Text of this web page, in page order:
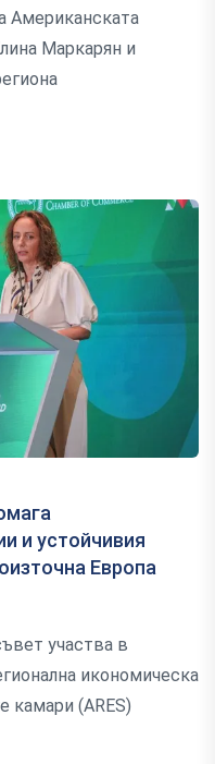
Американската
Маркарян и
и устойчивия
Европа
участва в
икономическа
камари (ARES)